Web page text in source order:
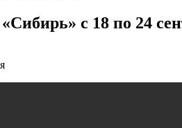
с 18 по 24